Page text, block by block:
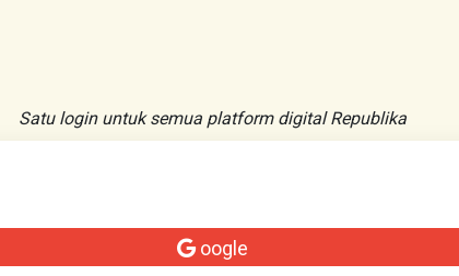
Satu login untuk semua platform digital Republika
oogle